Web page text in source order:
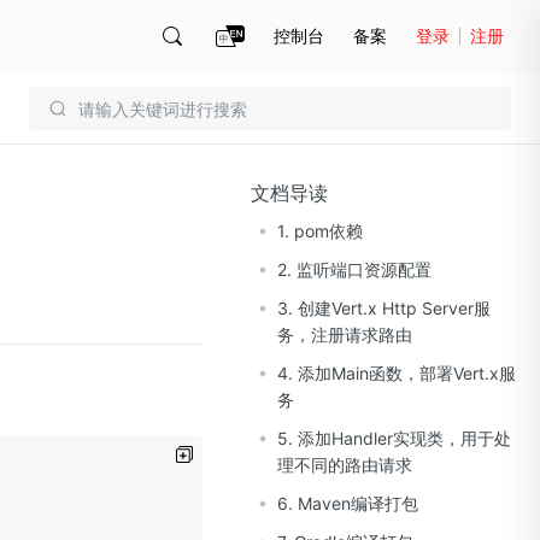
控制台 备案 登录 注册
文档导读
1. pom依赖
2. 监听端口资源配置
3. 创建Vert.x Http Server服
务，注册请求路由
4. 添加Main函数，部署Vert.x服
务
5. 添加Handler实现类，用于处
理不同的路由请求
6. Maven编译打包